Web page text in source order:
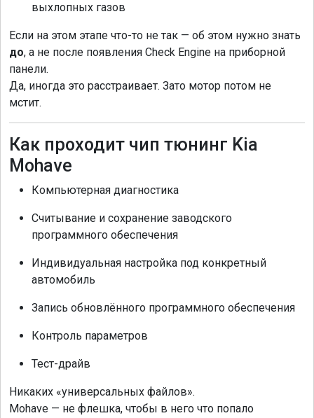
выхлопных газов
Если на этом этапе что-то не так — об этом нужно знать
до, а не после появления Check Engine на приборной
панели.
Да, иногда это расстраивает. Зато мотор потом не
мстит.
Как проходит чип тюнинг Kia
Mohave
Компьютерная диагностика
Считывание и сохранение заводского
программного обеспечения
Индивидуальная настройка под конкретный
автомобиль
Запись обновлённого программного обеспечения
Контроль параметров
Тест-драйв
Никаких «универсальных файлов».
Mohave — не флешка, чтобы в него что попало